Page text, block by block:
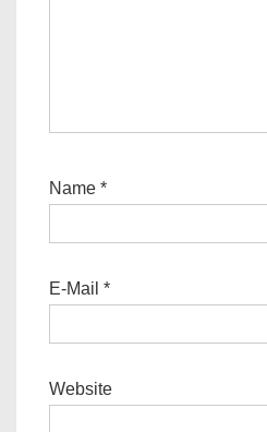
Name *
E-Mail *
Website